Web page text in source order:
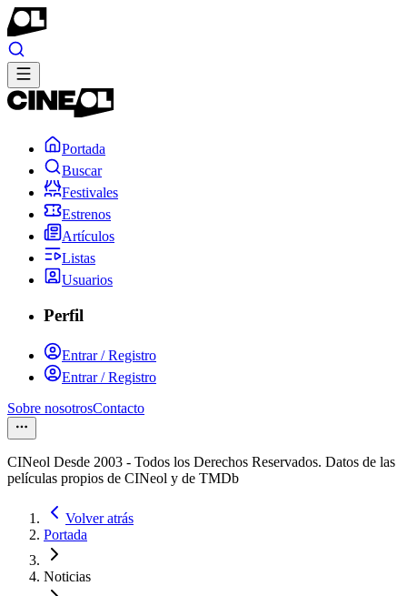
Portada
Buscar
Festivales
Estrenos
Artículos
Listas
Usuarios
Perfil
Entrar / Registro
Entrar / Registro
Sobre nosotrosContacto
CINeol Desde 2003 - Todos los Derechos Reservados. Datos de las
películas propios de CINeol y de TMDb
Volver atrás
Portada
Noticias